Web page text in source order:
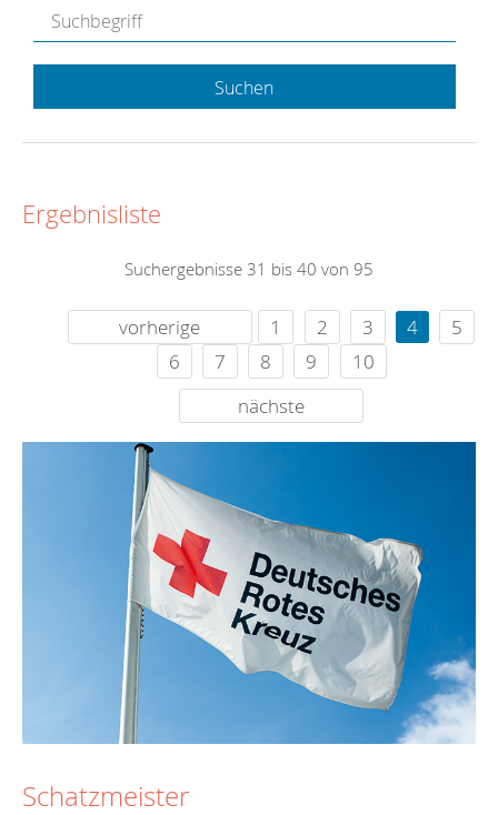
Suchen
Ergebnisliste
Suchergebnisse 31 bis 40 von 95
vorherige 1 2 3 4
5
6
7 8 9
10
nächste
Schatzmeister